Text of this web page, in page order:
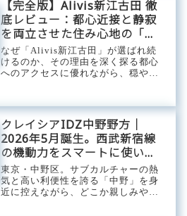
が自由に走り回れ...
【完全版】Alivis新江古田 徹
底レビュー：都心近接と静寂
を両立させた住み心地の「真
実」
なぜ「Alivis新江古田」が選ばれ続
けるのか、その理由を深く探る都心
へのアクセスに優れながら、穏やか
の方が、モダンで洗練された外観の
「Alivis新江古田」に注目していま
す。...
クレイシアIDZ中野野方｜
2026年5月誕生。西武新宿線
の機動力をスマートに使いこ
なし、中野の「穏やかな私
域」に還るコンパクト・ベー
ス。
東京・中野区。サブカルチャーの熱
気と高い利便性を誇る「中野」を身
近に控えながら、どこか親しみやす